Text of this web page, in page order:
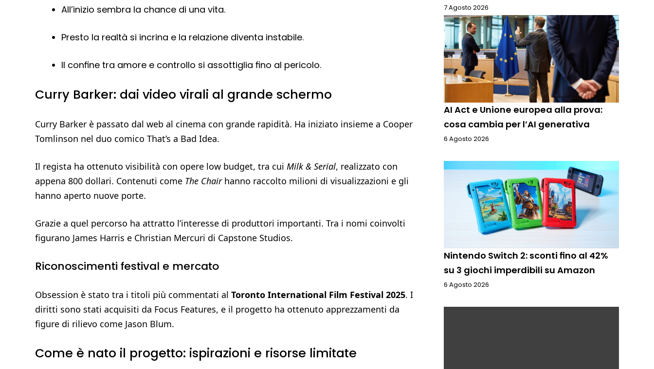
All’inizio sembra la chance di una vita.
Presto la realtà si incrina e la relazione diventa instabile.
Il confine tra amore e controllo si assottiglia fino al pericolo.
Curry Barker: dai video virali al grande schermo
Curry Barker è passato dal web al cinema con grande rapidità. Ha iniziato insieme a Cooper
Tomlinson nel duo comico That’s a Bad Idea.
Il regista ha ottenuto visibilità con opere low budget, tra cui Milk & Serial, realizzato con
appena 800 dollari. Contenuti come The Chairhanno raccolto milioni di visualizzazioni e gli
hanno aperto nuove porte.
Grazie a quel percorso ha attratto l’interesse di produttori importanti. Tra i nomi coinvolti
figurano James Harris e Christian Mercuri di Capstone Studios.
Riconoscimenti festival e mercato
Obsession è stato tra i titoli più commentati al Toronto International Film Festival 2025. I
diritti sono stati acquisiti da Focus Features, e il progetto ha ottenuto apprezzamenti da
figure di rilievo come Jason Blum.
Come è nato il progetto: ispirazioni e risorse limitate
7 Agosto 2026
AI Act e Unione europea alla prova:
cosa cambia per l’AI generativa
6 Agosto 2026
Nintendo Switch 2: sconti fino al 42%
su 3 giochi imperdibili su Amazon
6 Agosto 2026